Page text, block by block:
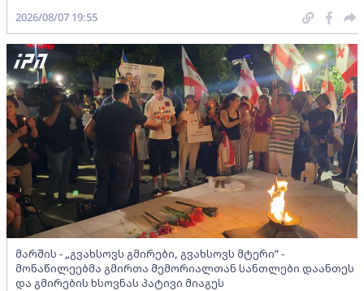
2026/08/07 19:55
მარშის - „გვახსოვს გმირები, გვახსოვს მტერი” -
მონაწილეებმა გმირთა მემორიალთან სანთლები დაანთეს
და გმირების ხსოვნას პატივი მიაგეს